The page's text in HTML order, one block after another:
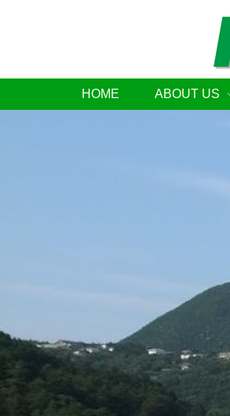
HOME ABOUT US